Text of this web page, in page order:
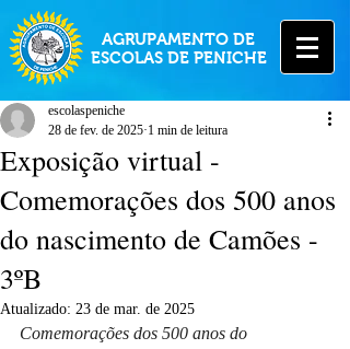
AGRUPAMENTO DE
ESCOLAS DE PENICHE
Exposição virtual -
Comemorações dos 500 anos
do nascimento de Camões -
3ºB
escolaspeniche
28 de fev. de 2025 1 min de leitura
Atualizado: 23 de mar. de 2025
Comemorações dos 500 anos do